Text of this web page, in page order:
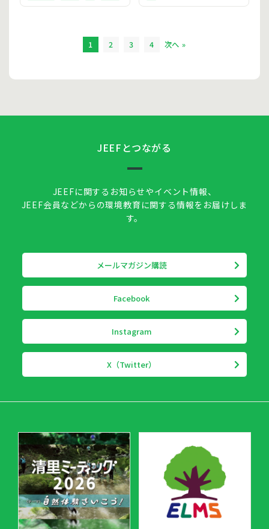
1 2 3 4 次へ »
JEEFとつながる
JEEFに関するお知らせやイベント情報、
JEEF会員などからの環境教育に関する情報をお届けしま
す。
メールマガジン購読
Facebook
Instagram
X（Twitter）